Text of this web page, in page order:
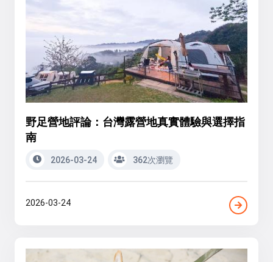
野足營地評論：台灣露營地真實體驗與選擇指
南
2026-03-24 362次瀏覽
2026-03-24